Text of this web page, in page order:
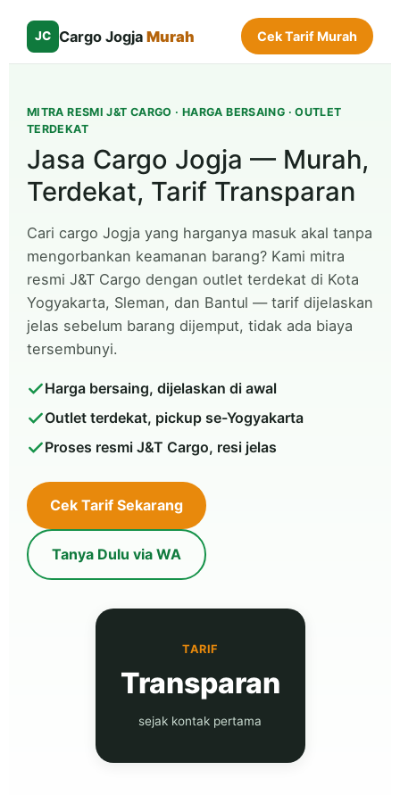
JC Cargo Jogja Murah Cek Tarif Murah
MITRA RESMI J&T CARGO · HARGA BERSAING · OUTLET
TERDEKAT
Jasa Cargo Jogja — Murah,
Terdekat, Tarif Transparan
Cari cargo Jogja yang harganya masuk akal tanpa
mengorbankan keamanan barang? Kami mitra
resmi J&T Cargo dengan outlet terdekat di Kota
Yogyakarta, Sleman, dan Bantul — tarif dijelaskan
jelas sebelum barang dijemput, tidak ada biaya
tersembunyi.
Harga bersaing, dijelaskan di awal
Outlet terdekat, pickup se-Yogyakarta
Proses resmi J&T Cargo, resi jelas
Cek Tarif Sekarang
Tanya Dulu via WA
TARIF
Transparan
sejak kontak pertama